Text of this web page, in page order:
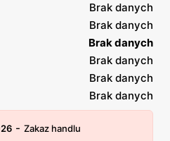
Brak danych
Brak danych
Brak danych
Brak danych
Brak danych
Brak danych
- Zakaz handlu